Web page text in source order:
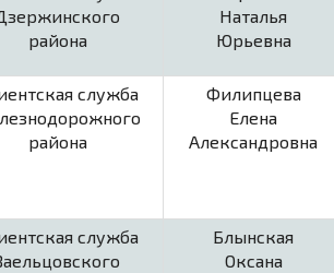
района
Наталья
Юрьевна
служба
района
Филипцева
Елена
Александровна
служба
Блынская
Оксана